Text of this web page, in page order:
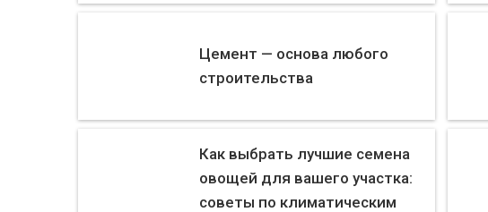
Цемент — основа любого
строительства
Как выбрать лучшие семена
овощей для вашего участка:
советы по климатическим